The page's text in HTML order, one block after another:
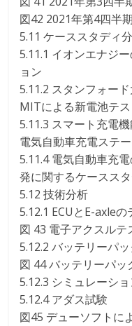
図42 2021年第4四半
5.11 ケーススタディ
5.11.1 イオンエナジ
ョン
5.11.2 スタンフォー
MITによる新電池テ
5.11.3 スマート充電
電気自動車充電ステ
5.11.4 電気自動車充
発に関するケースス
5.12 技術分析
5.12.1 ECUとE-axleの
図 43 電子アクスルテ
5.12.2 バッテリーパ
図 44 バッテリーパッ
5.12.3 シミュレーシ
5.12.4 アダス試験
図45 デューソフトに